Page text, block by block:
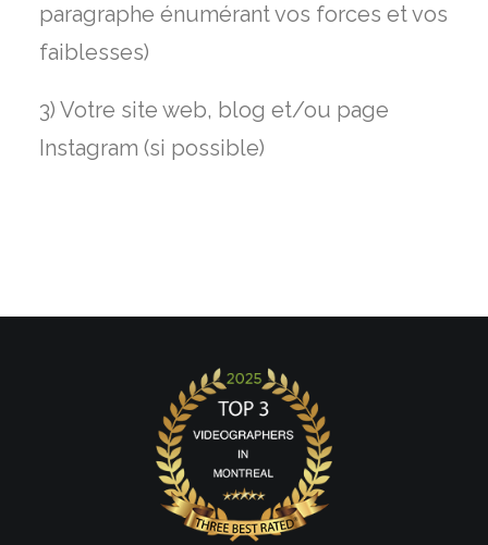
paragraphe énumérant vos forces et vos
faiblesses)
3) Votre site web, blog et/ou page
Instagram (si possible)